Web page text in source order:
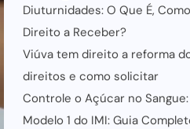
Diuturnidades: O Que É,
Direito a Receber?
Viúva tem direito a reforma
direitos e como solicitar
Controle o Açúcar no
Modelo 1 do IMI: Guia